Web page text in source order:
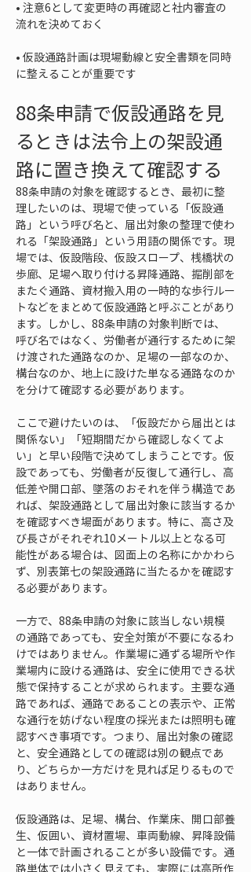
• 注意6として変更時の再確認と社内審査の
• 仮設通路計画は現場動線と安全書類を同時
に整えることが重要です
88条申請で仮設通路を見
るときは法令上の架設通
路に置き換えて確認する
88条申請の対象を確認するとき、最初に整
理したいのは、現場で使っている「仮設通
路」という呼び名と、届出対象の整理で使わ
れる「架設通路」という用語の関係です。現
場では、仮設階段、仮設スロープ、桟橋状の
歩廊、足場へ取り付ける昇降通路、掘削部を
またぐ通路、資材搬入用の一時的な歩行ルー
トなどをまとめて仮設通路と呼ぶことがあり
ます。しかし、88条申請の対象判断では、
呼び名ではなく、労働者が通行するために架
け渡された通路なのか、足場の一部なのか、
構台なのか、地上に設けた単なる通路なのか
を分けて確認する必要があります。
ここで避けたいのは、「仮設だから届出とは
関係ない」「短期間だから確認しなくてよ
い」と早い段階で決めてしまうことです。仮
設であっても、労働者が反復して通行し、高
低差や開口部、墜落のおそれを伴う構造であ
れば、架設通路として届出対象に該当するか
を確認すべき場面があります。特に、高さ及
び長さがそれぞれ10メートル以上となる可
能性がある場合は、図面上の名称にかかわら
ず、別表第七の架設通路に当たるかを確認す
る必要があります。
一方で、88条申請の対象に該当しない規模
の通路であっても、安全対策が不要になるわ
けではありません。作業場に通ずる場所や作
業場内に設ける通路は、安全に使用できる状
態で保持することが求められます。主要な通
路であれば、通路であることの表示や、正常
な通行を妨げない程度の採光または照明も確
認すべき事項です。つまり、届出対象の確認
と、安全通路としての確認は別の観点であ
り、どちらか一方だけを見れば足りるもので
はありません。
仮設通路は、足場、構台、作業床、開口部養
生、仮囲い、資材置場、車両動線、昇降設備
と一体で計画されることが多い設備です。通
路単体では小さく見えても、実際には高所作